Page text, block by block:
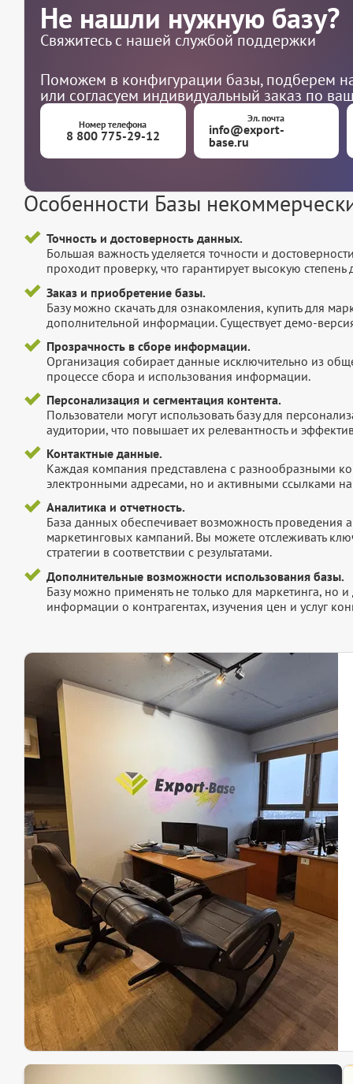
Не нашли нужную базу?
Свяжитесь с нашей службой поддержки
Поможем в конфигурации базы, подберем
или согласуем индивидуальный заказ по
Номер телефона
8 800 775-29-12
Эл. почта
info@export-
base.ru
Особенности Базы
Точность и достоверность данных.
Большая важность уделяется точности и
проходит проверку, что гарантирует высокую
Заказ и приобретение базы.
Базу можно скачать для ознакомления, купить для
дополнительной информации. Существует демо-
Прозрачность в сборе информации.
Организация собирает данные исключительно из
процессе сбора и использования информации.
Персонализация и сегментация контента.
Пользователи могут использовать базу для
аудитории, что повышает их релевантность и
Контактные данные.
Каждая компания представлена с разнообразными
электронными адресами, но и активными ссылками
Аналитика и отчетность.
База данных обеспечивает возможность проведения
маркетинговых кампаний. Вы можете отслеживать
стратегии в соответствии с результатами.
Дополнительные возможности использования базы.
Базу можно применять не только для маркетинга, но
информации о контрагентах, изучения цен и услуг